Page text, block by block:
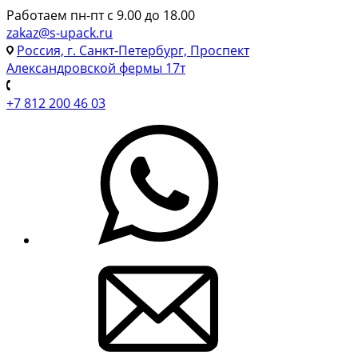
Работаем пн-пт с 9.00 до 18.00
zakaz@s-upack.ru
Россия, г. Санкт-Петербург, Проспект
Александровской фермы 17т
+7 812 200 46 03